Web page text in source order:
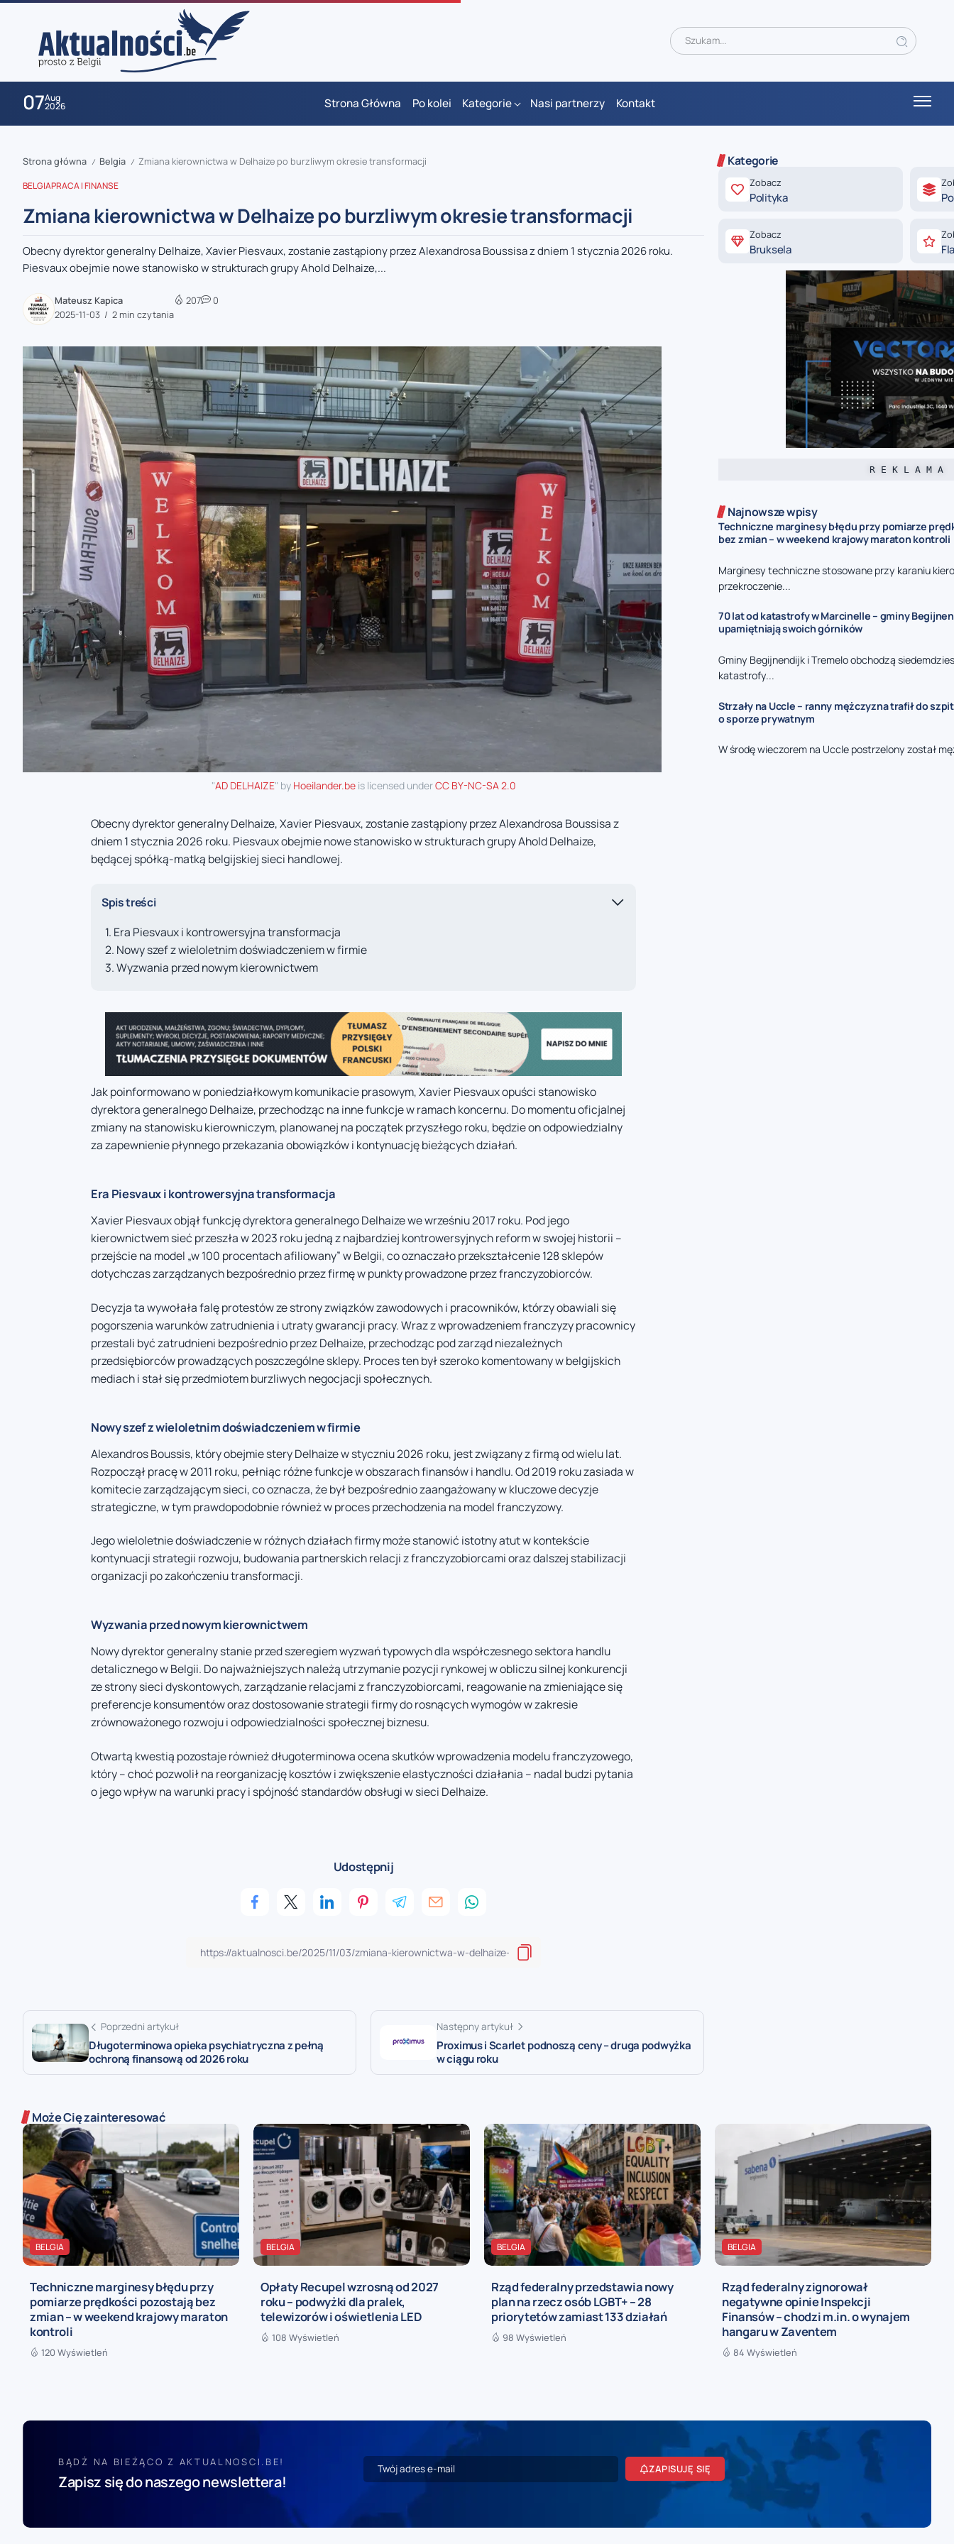
07Aug
2026 Strona Główna Po kolei Kategorie Nasi partnerzy Kontakt
zaobserwuj nas
zaobserwuj nas
zaobserwuj nas
zaobserwuj nas
zaobserwuj nas
Strona główna / Belgia / Zmiana kierownictwa w Delhaize po burzliwym okresie transformacji
BELGIAPRACA I FINANSE
Zmiana kierownictwa w Delhaize po burzliwym okresie transformacji
Obecny dyrektor generalny Delhaize, Xavier Piesvaux, zostanie zastąpiony przez Alexandrosa Boussisa z dniem 1 stycznia 2026 roku.
Piesvaux obejmie nowe stanowisko w strukturach grupy Ahold Delhaize,...
Mateusz Kapica
2025-11-03
2 min czytania
207 0
"AD DELHAIZE" by Hoeilander.beis licensed underCC BY-NC-SA 2.0
Obecny dyrektor generalny Delhaize, Xavier Piesvaux, zostanie zastąpiony przez Alexandrosa Boussisa z
dniem 1 stycznia 2026 roku. Piesvaux obejmie nowe stanowisko w strukturach grupy Ahold Delhaize,
będącej spółką-matką belgijskiej sieci handlowej.
Spis treści
Era Piesvaux i kontrowersyjna transformacja
Nowy szef z wieloletnim doświadczeniem w firmie
Wyzwania przed nowym kierownictwem
Jak poinformowano w poniedziałkowym komunikacie prasowym, Xavier Piesvaux opuści stanowisko
dyrektora generalnego Delhaize, przechodząc na inne funkcje w ramach koncernu. Do momentu oficjalnej
zmiany na stanowisku kierowniczym, planowanej na początek przyszłego roku, będzie on odpowiedzialny
za zapewnienie płynnego przekazania obowiązków i kontynuację bieżących działań.
Era Piesvaux i kontrowersyjna transformacja
Xavier Piesvaux objął funkcję dyrektora generalnego Delhaize we wrześniu 2017 roku. Pod jego
kierownictwem sieć przeszła w 2023 roku jedną z najbardziej kontrowersyjnych reform w swojej historii –
przejście na model „w 100 procentach afiliowany” w Belgii, co oznaczało przekształcenie 128 sklepów
dotychczas zarządzanych bezpośrednio przez firmę w punkty prowadzone przez franczyzobiorców.
Decyzja ta wywołała falę protestów ze strony związków zawodowych i pracowników, którzy obawiali się
pogorszenia warunków zatrudnienia i utraty gwarancji pracy. Wraz z wprowadzeniem franczyzy pracownicy
przestali być zatrudnieni bezpośrednio przez Delhaize, przechodząc pod zarząd niezależnych
przedsiębiorców prowadzących poszczególne sklepy. Proces ten był szeroko komentowany w belgijskich
mediach i stał się przedmiotem burzliwych negocjacji społecznych.
Nowy szef z wieloletnim doświadczeniem w firmie
Alexandros Boussis, który obejmie stery Delhaize w styczniu 2026 roku, jest związany z firmą od wielu lat.
Rozpoczął pracę w 2011 roku, pełniąc różne funkcje w obszarach finansów i handlu. Od 2019 roku zasiada w
komitecie zarządzającym sieci, co oznacza, że był bezpośrednio zaangażowany w kluczowe decyzje
strategiczne, w tym prawdopodobnie również w proces przechodzenia na model franczyzowy.
Jego wieloletnie doświadczenie w różnych działach firmy może stanowić istotny atut w kontekście
kontynuacji strategii rozwoju, budowania partnerskich relacji z franczyzobiorcami oraz dalszej stabilizacji
organizacji po zakończeniu transformacji.
Wyzwania przed nowym kierownictwem
Nowy dyrektor generalny stanie przed szeregiem wyzwań typowych dla współczesnego sektora handlu
detalicznego w Belgii. Do najważniejszych należą utrzymanie pozycji rynkowej w obliczu silnej konkurencji
ze strony sieci dyskontowych, zarządzanie relacjami z franczyzobiorcami, reagowanie na zmieniające się
preferencje konsumentów oraz dostosowanie strategii firmy do rosnących wymogów w zakresie
zrównoważonego rozwoju i odpowiedzialności społecznej biznesu.
Otwartą kwestią pozostaje również długoterminowa ocena skutków wprowadzenia modelu franczyzowego,
który – choć pozwolił na reorganizację kosztów i zwiększenie elastyczności działania – nadal budzi pytania
o jego wpływ na warunki pracy i spójność standardów obsługi w sieci Delhaize.
Udostępnij
Poprzedni artykuł
Długoterminowa opieka psychiatryczna z pełną
ochroną finansową od 2026 roku
Następny artykuł
Proximus i Scarlet podnoszą ceny – druga podwyżka
w ciągu roku
Kategorie
Zobacz
Polityka
Zobacz
Bruksela
R E K L A M A
Najnowsze wpisy
Techniczne marginesy błędu przy pomiarze
bez zmian – w weekend krajowy maraton kontroli
Marginesy techniczne stosowane przy karaniu
przekroczenie...
70 lat od katastrofy w Marcinelle – gminy
upamiętniają swoich górników
Gminy Begijnendijk i Tremelo obchodzą
katastrofy...
Strzały na Uccle – ranny mężczyzna trafił do
o sporze prywatnym
W środę wieczorem na Uccle postrzelony został
Może Cię zainteresować
BELGIA
Techniczne marginesy błędu przy
pomiarze prędkości pozostają bez
zmian – w weekend krajowy maraton
kontroli
120 Wyświetleń
BELGIA
Opłaty Recupel wzrosną od 2027
roku – podwyżki dla pralek,
telewizorów i oświetlenia LED
108 Wyświetleń
BELGIA
Rząd federalny przedstawia nowy
plan na rzecz osób LGBT+ – 28
priorytetów zamiast 133 działań
98 Wyświetleń
BELGIA
Rząd federalny zignorował
negatywne opinie Inspekcji
Finansów – chodzi m.in. o wynajem
hangaru w Zaventem
84 Wyświetleń
BĄDŹ NA BIEŻĄCO Z AKTUALNOSCI.BE!
Zapisz się do naszego newslettera!
ZAPISUJĘ SIĘ